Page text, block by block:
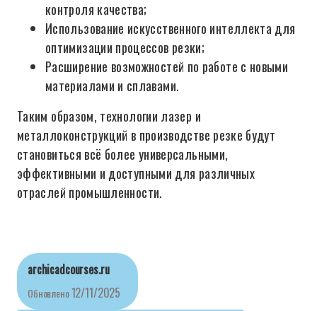
контроля качества;
Использование искусственного интеллекта для
оптимизации процессов резки;
Расширение возможностей по работе с новыми
материалами и сплавами.
Таким образом, технологии лазер и
металлоконструкций в производстве резке будут
становиться всё более универсальными,
эффективными и доступными для различных
отраслей промышленности.
archicadcourses.ru
Обновлено12/11/2025